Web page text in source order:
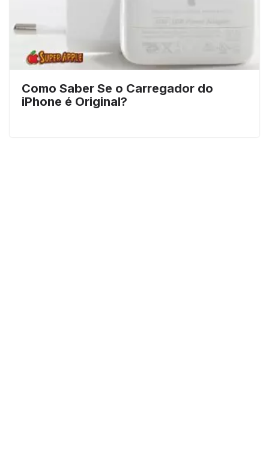
Como Saber Se o Carregador do
iPhone é Original?